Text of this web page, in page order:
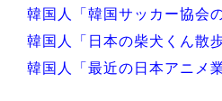
韓国人「韓国サッカー協会
韓国人「日本の柴犬くん散
韓国人「最近の日本アニメ